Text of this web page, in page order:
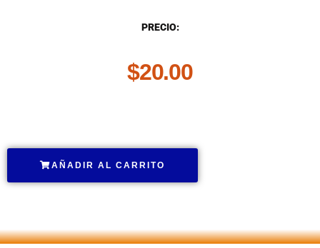
PRECIO:
$20.00
AÑADIR AL CARRITO